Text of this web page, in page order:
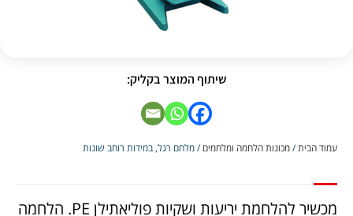
עמוד הבית/מכונות הלחמה ומלחמים / מלחם רגל, במידות רוחב שונות
מכשיר להלחמת יריעות ושקיות פוליאתילן PE. הלחמה
שיתוף המוצר בקליק: